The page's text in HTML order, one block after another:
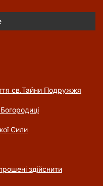
cв.Тайни Подружжя
Сили
здійснити